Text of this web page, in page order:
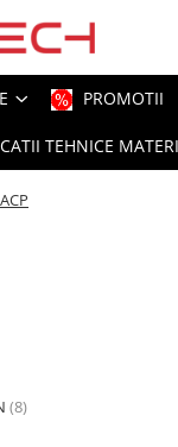
PROMOTII
TEHNICE
(8)